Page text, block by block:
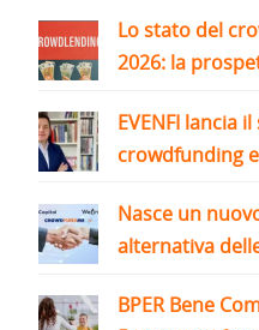
Lo stato del
2026: la
EVENFI lancia
crowdfunding
Nasce un
alternativa
BPER Bene